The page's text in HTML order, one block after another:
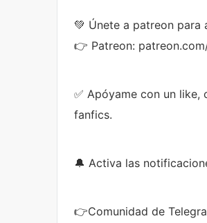
💚 Únete a patreon
👉 Patreon:
✅ Apóyame con un
fanfics.
🔔 Activa las
👉Comunidad de